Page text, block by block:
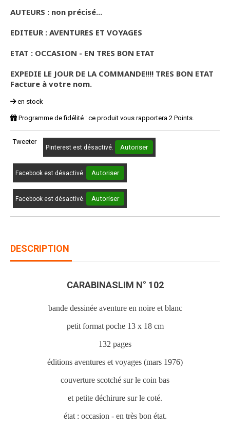
AUTEURS : non précisé...
EDITEUR : AVENTURES ET VOYAGES
ETAT : OCCASION - EN TRES BON ETAT
EXPEDIE LE JOUR DE LA COMMANDE!!!! TRES BON ETAT
Facture à votre nom.
en stock
Programme de fidélité : ce produit vous rapportera 2 Points.
Tweeter
Pinterest est désactivé. Autoriser
Facebook est désactivé. Autoriser
Facebook est désactivé. Autoriser
DESCRIPTION
CARABINASLIM N° 102
bande dessinée aventure en noire et blanc
petit format poche 13 x 18 cm
132 pages
éditions aventures et voyages (mars 1976)
couverture scotché sur le coin bas
et petite déchirure sur le coté.
état : occasion - en très bon état.